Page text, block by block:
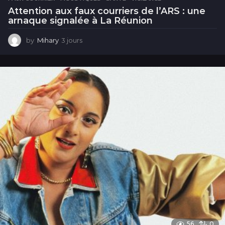
Attention aux faux courriers de l’ARS : une
arnaque signalée à La Réunion
by Mihary 3 jours
u
r
s